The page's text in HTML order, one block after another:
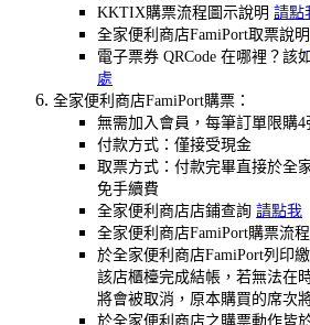
KKTIX購票流程圖示說明 請點
全家便利商店FamiPort取票說明
電子票券 QRCode 在哪裡？該
處
全家便利商店FamiPort購票：
無需加入會員，每筆訂單限購4
付款方式：僅接受現金
取票方式：付款完畢直接於全
免手續費
全家便利商店店鋪查詢 請點我
全家便利商店FamiPort購票流
於全家便利商店FamiPort列印
該店櫃檯完成結帳，若無法在
將會被取消，原本購買的席次
於全家便利商店之購票動作皆